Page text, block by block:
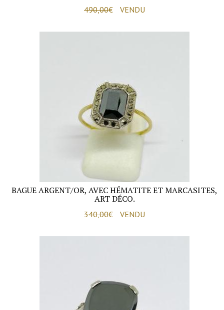
490,00€ VENDU
BAGUE ARGENT/OR, AVEC HÉMATITE ET MARCASITES,
ART DÉCO.
340,00€ VENDU